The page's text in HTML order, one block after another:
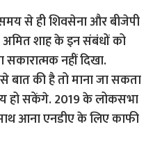
समय से ही शिवसेना और बीजेपी
शाह के इन संबंधों को
नहीं दिखा.
बात की है तो माना जा सकता
हो सकेंगे. 2019 के लोकसभा
आना एनडीए के लिए काफी